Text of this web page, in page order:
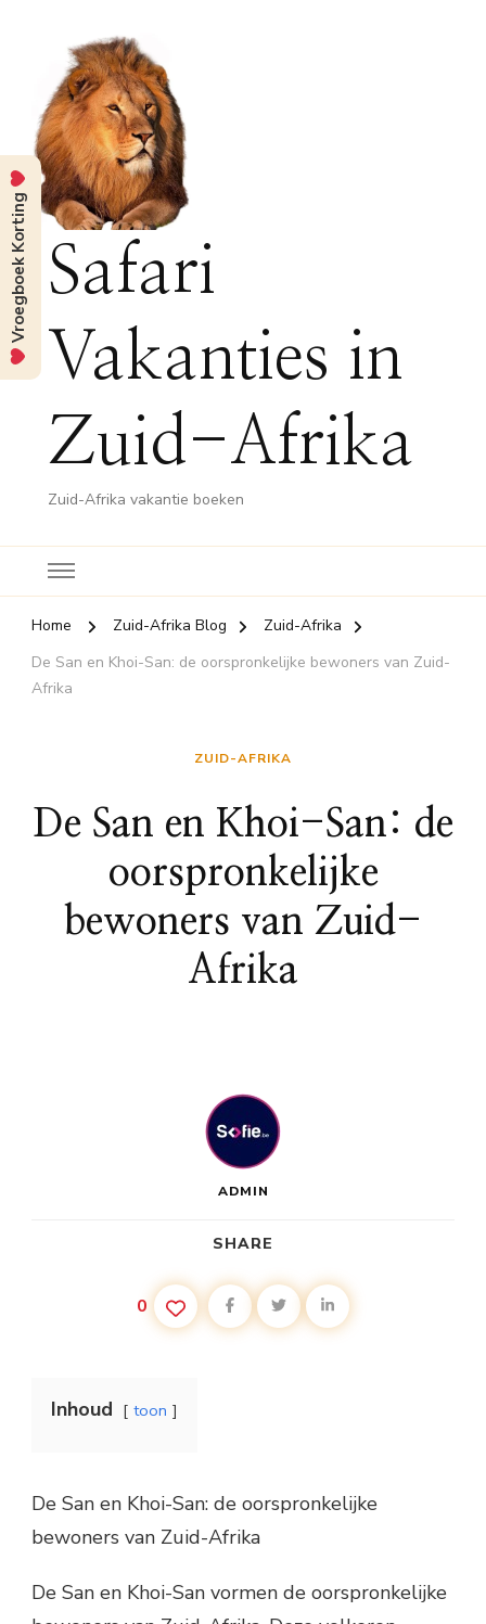
Safari
Vakanties in
Zuid-Afrika
Zuid-Afrika vakantie boeken
Home Zuid-Afrika Blog
Zuid-Afrika
De San en Khoi-San: de oorspronkelijke bewoners van Zuid-
Afrika
ZUID-AFRIKA
De San en Khoi-San: de
oorspronkelijke
bewoners van Zuid-
Afrika
ADMIN
SHARE
0
Inhoud toon
De San en Khoi-San: de oorspronkelijke
bewoners van Zuid-Afrika
De San en Khoi-San vormen de oorspronkelijke
Vroegboek Korting